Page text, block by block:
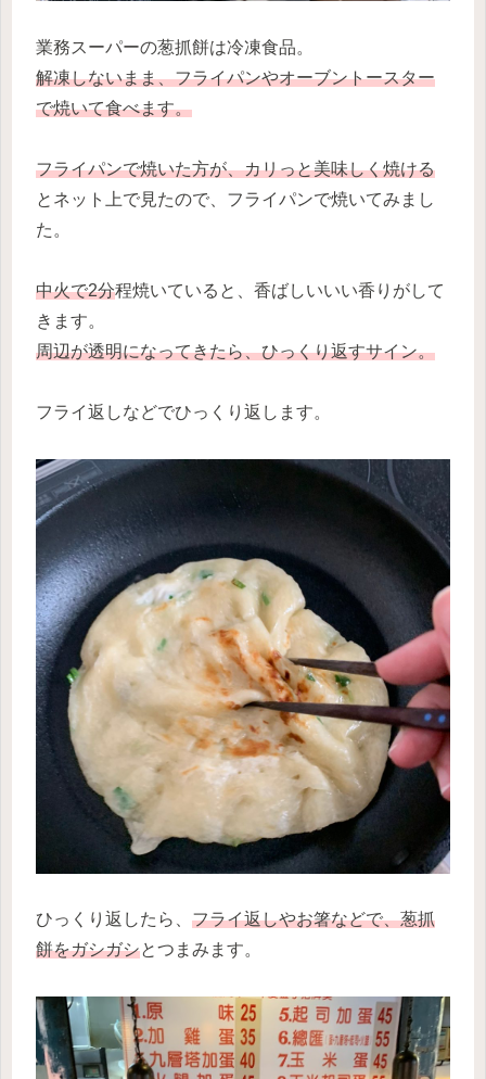
業務スーパーの葱抓餅は冷凍食品。
解凍しないまま、フライパンやオーブントースター
で焼いて食べます。
フライパンで焼いた方が、カリっと美味しく焼ける
とネット上で見たので、フライパンで焼いてみまし
た。
中火で2分程焼いていると、香ばしいいい香りがして
きます。
周辺が透明になってきたら、ひっくり返すサイン。
フライ返しなどでひっくり返します。
ひっくり返したら、 フライ返しやお箸などで、葱抓
餅をガシガシとつまみます。